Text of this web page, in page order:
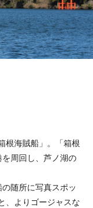
根海賊船」。「箱根
周回し、芦ノ湖の
随所に写真スポッ
、よりゴージャスな